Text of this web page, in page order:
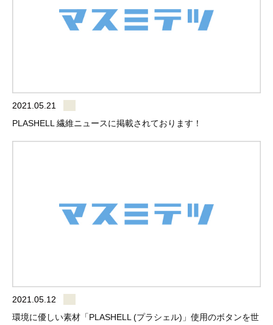
2021.05.21
PLASHELL 繊維ニュースに掲載されております！
2021.05.12
環境に優しい素材「PLASHELL (プラシェル)」使用のボタンを世